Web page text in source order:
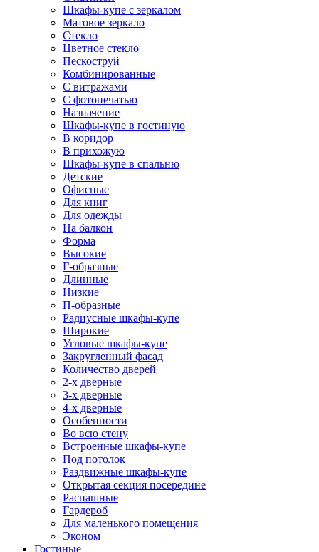
Шкафы-купе с зеркалом
Матовое зеркало
Стекло
Цветное стекло
Пескоструй
Комбинированные
С витражами
С фотопечатью
Назначение
Шкафы-купе в гостиную
В коридор
В прихожую
Шкафы-купе в спальню
Детские
Офисные
Для книг
Для одежды
На балкон
Форма
Высокие
Г-образные
Длинные
Низкие
П-образные
Радиусные шкафы-купе
Широкие
Угловые шкафы-купе
Закругленный фасад
Количество дверей
2-х дверные
3-х дверные
4-х дверные
Особенности
Во всю стену
Встроенные шкафы-купе
Под потолок
Раздвижные шкафы-купе
Открытая секция посередине
Распашные
Гардероб
Для маленького помещения
Эконом
Гостиные